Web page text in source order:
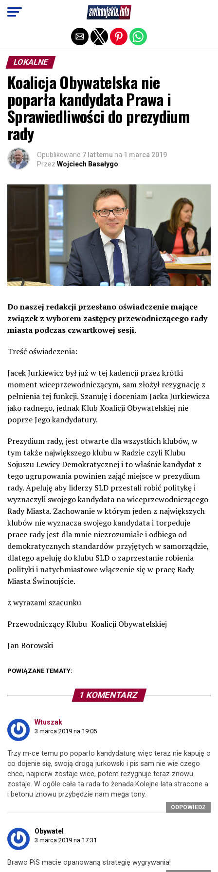
LOKALNE
Koalicja Obywatelska nie
poparła kandydata Prawa i
Sprawiedliwości do prezydium
rady
Opublikowano 7 lat temu na 1 marca 2019
Przez Wojciech Basałygo
Do naszej redakcji przesłano oświadczenie mające
związek z wyborem zastępcy przewodniczącego rady
miasta podczas czwartkowej sesji.
Treść oświadczenia:
Jacek Jurkiewicz był już w tej kadencji przez krótki
moment wiceprzewodniczącym, sam złożył rezygnację z
pełnienia tej funkcji. Szanuję i doceniam Jacka Jurkiewicza
jako radnego, jednak Klub Koalicji Obywatelskiej nie
poprze Jego kandydatury.
Prezydium rady, jest otwarte dla wszystkich klubów, w
tym także największego klubu w Radzie czyli Klubu
Sojuszu Lewicy Demokratycznej i to właśnie kandydat z
tego ugrupowania powinien zająć miejsce w prezydium
rady. Apeluję aby liderzy SLD przestali robić politykę i
wyznaczyli swojego kandydata na wiceprzewodniczącego
Rady Miasta. Zachowanie w którym jeden z największych
klubów nie wyznacza swojego kandydata i torpeduje
prace rady jest dla mnie niezrozumiałe i odbiega od
demokratycznych standardów przyjętych w samorządzie,
dlatego apeluję do klubu SLD o zaprzestanie robienia
polityki i natychmiastowe włączenie się w pracę Rady
Miasta Świnoujście.
z wyrazami szacunku
Przewodniczący Klubu Koalicji Obywatelskiej
Jan Borowski
POWIĄZANE TEMATY:
1 KOMENTARZ
Wtuszak
3 marca 2019 na 19:05
Trzy m-ce temu po poparło kandydaturę więc teraz nie kapuję o
co dojenie się, swoją drogą jurkowski i pis sam nie wie czego
chce, najpierw zostaje wice, potem rezygnuje teraz znowu
zostaje. W ogóle cała ta rada to żenada.Kolejne lata stracone a
i betonu znowu przybędzie nam mega tony.
ODPOWIEDZ
Obywatel
3 marca 2019 na 17:31
Brawo PiS macie opanowaną strategię wygrywania!
Exit mobile version